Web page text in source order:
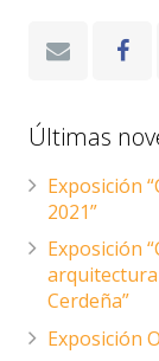
Últimas
Exposición
2021”
Exposición
Cerdeña”
Exposición